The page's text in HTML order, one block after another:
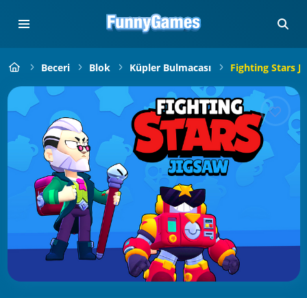
Beceri Blok Küpler Bulmacası Fighting Stars